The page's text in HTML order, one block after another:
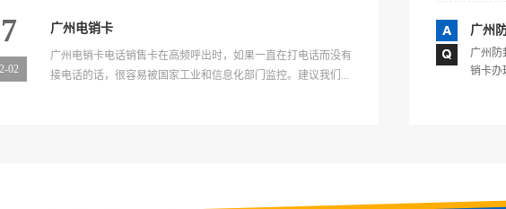
02
广州电销卡
广州电销卡电话销售卡在高频呼出时，如果一直在打电话而没有
接电话的话，很容易被国家工业和信息化部门监控。建议我们...
广州
广州防
销卡办